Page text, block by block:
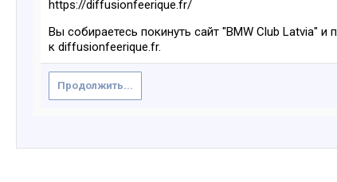
https://diffusionfeerique.fr/
Вы собираетесь покинуть сайт "BMW Club Latvia"
к diffusionfeerique.fr.
Продолжить...